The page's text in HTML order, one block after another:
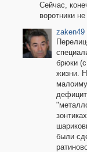
Сейчас,
воротники
zaken49
брюки
жизни.
были